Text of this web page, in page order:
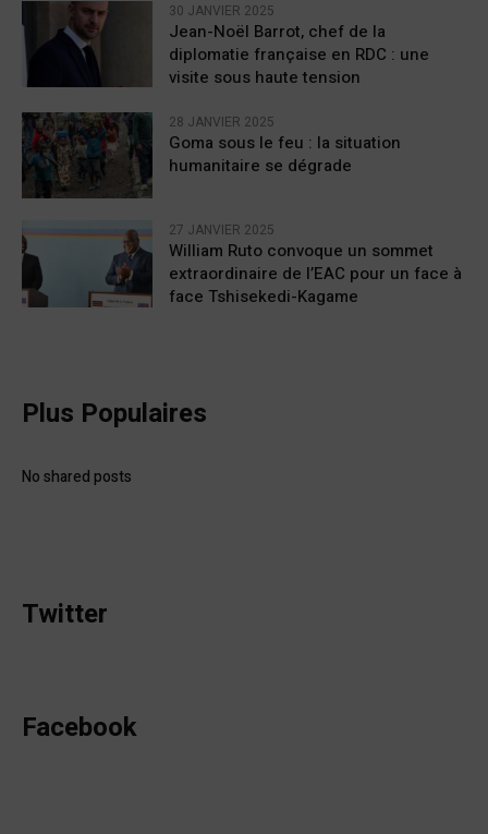
30 JANVIER 2025
Jean-Noël Barrot, chef de la
diplomatie française en RDC : une
visite sous haute tension
28 JANVIER 2025
Goma sous le feu : la situation
humanitaire se dégrade
27 JANVIER 2025
William Ruto convoque un sommet
extraordinaire de l’EAC pour un face à
face Tshisekedi-Kagame
Plus Populaires
No shared posts
Twitter
Facebook